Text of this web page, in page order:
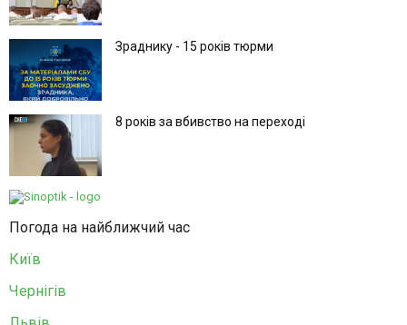
Зраднику - 15 років тюрми
8 років за вбивство на переході
Погода на найближчий час
Київ
Чернігів